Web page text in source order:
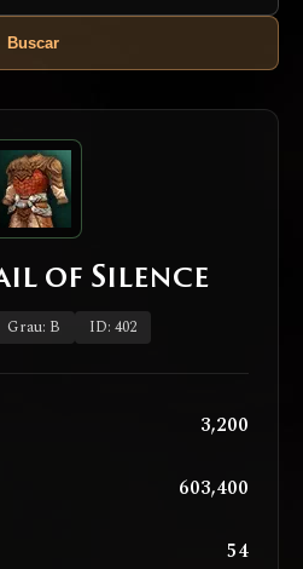
Buscar
of Silence
Grau: B ID: 402
3,200
603,400
54